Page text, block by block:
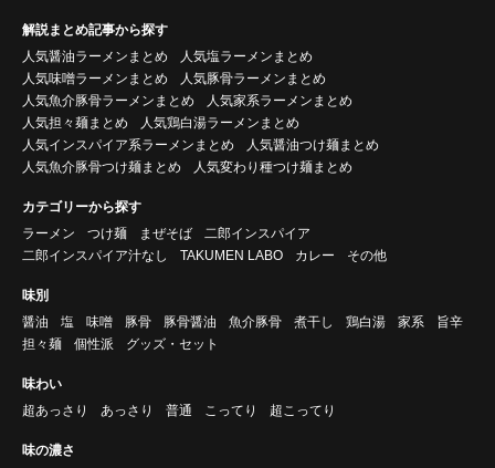
解説まとめ記事から探す
人気醤油ラーメンまとめ
人気塩ラーメンまとめ
人気味噌ラーメンまとめ
人気豚骨ラーメンまとめ
人気魚介豚骨ラーメンまとめ
人気家系ラーメンまとめ
人気担々麺まとめ
人気鶏白湯ラーメンまとめ
人気インスパイア系ラーメンまとめ
人気醤油つけ麺まとめ
人気魚介豚骨つけ麺まとめ
人気変わり種つけ麺まとめ
カテゴリーから探す
ラーメン
つけ麺 まぜそば
二郎インスパイア
二郎インスパイア汁なし
TAKUMEN LABO カレー その他
味別
醤油
塩 味噌 豚骨 豚骨醤油 魚介豚骨 煮干し 鶏白湯 家系
旨辛
担々麺
個性派 グッズ・セット
味わい
超あっさり
あっさり 普通 こってり 超こってり
味の濃さ